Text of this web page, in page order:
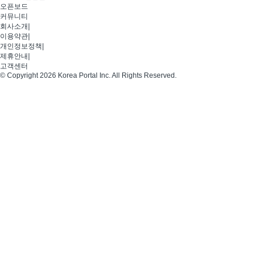
오픈보드
커뮤니티
회사소개
이용약관
개인정보정책
제휴안내
고객센터
© Copyright 2026 Korea Portal Inc. All Rights Reserved.